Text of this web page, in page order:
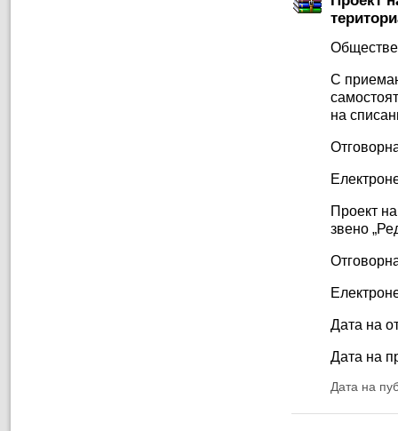
С
на
Проект
звено
Дата на
Дата на
Дата на